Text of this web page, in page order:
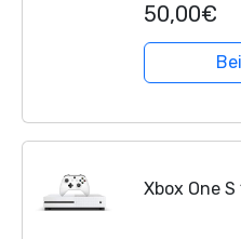
50,00€
Xbox One S